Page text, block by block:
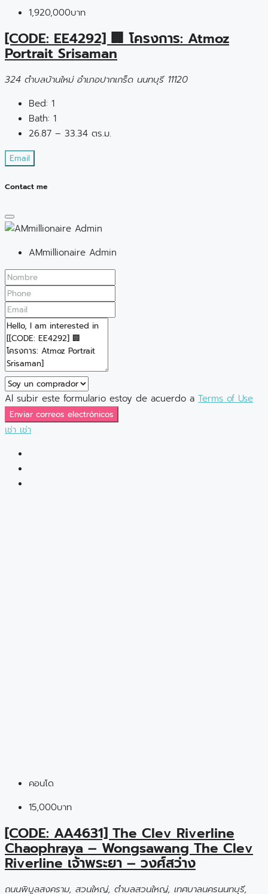
1,920,000บาท
[CODE: EE4292] 🏢 โครงการ: Atmoz
Portrait Srisaman
324 ตำบลบ้านใหม่ อำเภอปากเกร็ด นนทบุรี 11120
Bed: 1
Bath: 1
26.87 – 33.34 ตร.ม.
Email
Contact me
AMmillionaire Admin
Al subir este formulario estoy de acuerdo a Terms of Use
Enviar correos electrónicos
เช่า เช่า
คอนโด
15,000บาท
[CODE: AA4631] The Clev Riverline
Chaophraya – Wongsawang The Clev
Riverline เจ้าพระยา – วงศ์สว่าง
ถนนพิบูลสงคราม, สวนใหญ่, ตำบลสวนใหญ่, เทศบาลนครนนทบุรี,